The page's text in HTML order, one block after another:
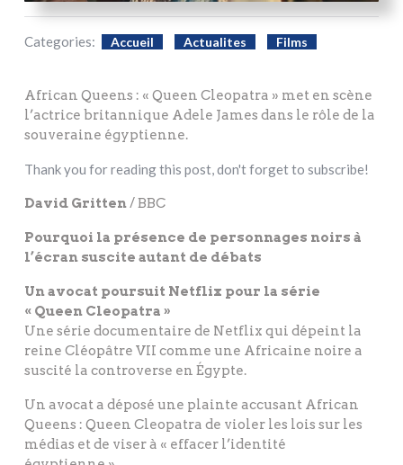
Categories: Accueil Actualites Films
African Queens : « Queen Cleopatra » met en scène
l’actrice britannique Adele James dans le rôle de la
souveraine égyptienne.
Thank you for reading this post, don't forget to subscribe!
David Gritten/ BBC
Pourquoi la présence de personnages noirs à
l’écran suscite autant de débats
Un avocat poursuit Netflix pour la série
« Queen Cleopatra »
Une série documentaire de Netflix qui dépeint la
reine Cléopâtre VII comme une Africaine noire a
suscité la controverse en Égypte.
Un avocat a déposé une plainte accusant African
Queens : Queen Cleopatra de violer les lois sur les
médias et de viser à « effacer l’identité